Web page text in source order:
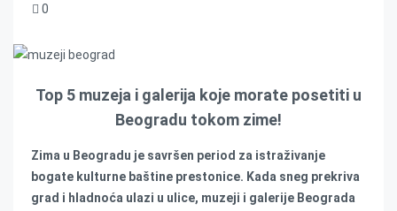
0
Top 5 muzeja i galerija koje morate posetiti u
Beogradu tokom zime!
Zima u Beogradu je savršen period za istraživanje
bogate kulturne baštine prestonice. Kada sneg prekriva
grad i hladnoća ulazi u ulice, muzeji i galerije Beograda